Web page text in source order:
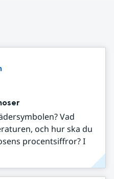
Vad
och hur ska du
procentsiffror? I